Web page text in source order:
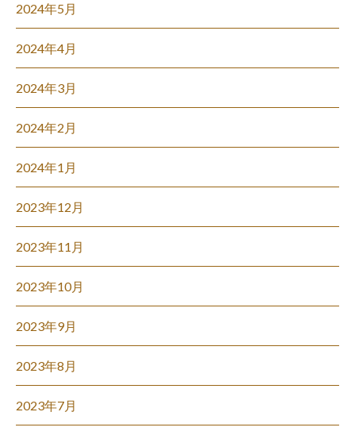
2024年5月
2024年4月
2024年3月
2024年2月
2024年1月
2023年12月
2023年11月
2023年10月
2023年9月
2023年8月
2023年7月